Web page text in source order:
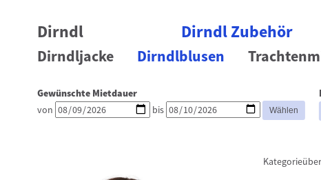
Dirndl Dirndl Zubehör
Dirndljacke Dirndlblusen
Gewünschte Mietdauer
von bis